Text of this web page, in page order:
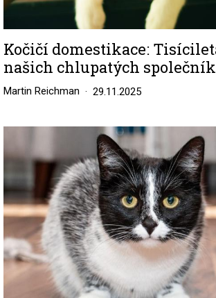
Kočičí domestikace:
našich chlupatých
Martin Reichman 29.11.2025